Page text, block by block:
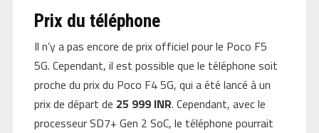
Prix du téléphone
Il n’y a pas encore de prix officiel pour le Poco F5
5G. Cependant, il est possible que le téléphone soit
proche du prix du Poco F4 5G, qui a été lancé à un
prix de départ de 25 999 INR. Cependant, avec le
processeur SD7+ Gen 2 SoC, le téléphone pourrait